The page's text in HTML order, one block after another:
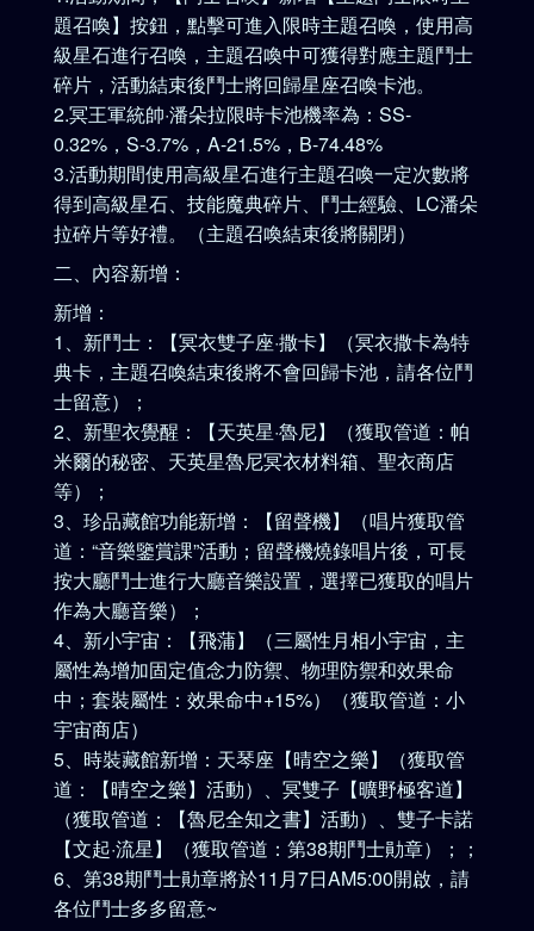
題召喚】按鈕，點擊可進入限時主題召喚，使用高
級星石進行召喚，主題召喚中可獲得對應主題鬥士
碎片，活動結束後鬥士將回歸星座召喚卡池。
2.冥王軍統帥·潘朵拉限時卡池機率為：SS-
0.32%，S-3.7%，A-21.5%，B-74.48%
3.活動期間使用高級星石進行主題召喚一定次數將
得到高級星石、技能魔典碎片、鬥士經驗、LC潘朵
拉碎片等好禮。（主題召喚結束後將關閉）
二、內容新增：
新增：
1、新鬥士：【冥衣雙子座·撒卡】（冥衣撒卡為特
典卡，主題召喚結束後將不會回歸卡池，請各位鬥
士留意）；
2、新聖衣覺醒：【天英星·魯尼】（獲取管道：帕
米爾的秘密、天英星魯尼冥衣材料箱、聖衣商店
等）；
3、珍品藏館功能新增：【留聲機】（唱片獲取管
道：“音樂鑒賞課”活動；留聲機燒錄唱片後，可長
按大廳鬥士進行大廳音樂設置，選擇已獲取的唱片
作為大廳音樂）；
4、新小宇宙：【飛蒲】（三屬性月相小宇宙，主
屬性為增加固定值念力防禦、物理防禦和效果命
中；套裝屬性：效果命中+15%）（獲取管道：小
宇宙商店）
5、時裝藏館新增：天琴座【晴空之樂】（獲取管
道：【晴空之樂】活動）、冥雙子【曠野極客道】
（獲取管道：【魯尼全知之書】活動）、雙子卡諾
【文起·流星】（獲取管道：第38期鬥士勛章）；；
6、第38期鬥士勛章將於11月7日AM5:00開啟，請
各位鬥士多多留意~